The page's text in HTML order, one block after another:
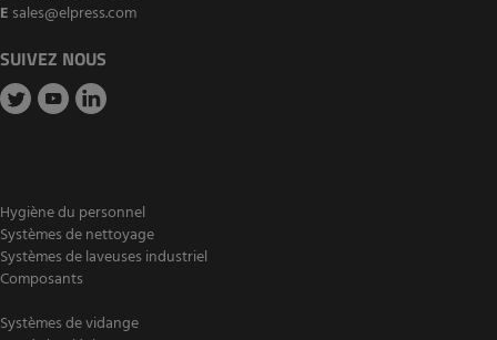
E sales@elpress.com
SUIVEZ NOUS
Hygiène du personnel
Systèmes de nettoyage
Systèmes de laveuses industriel
Composants
Systèmes de vidange